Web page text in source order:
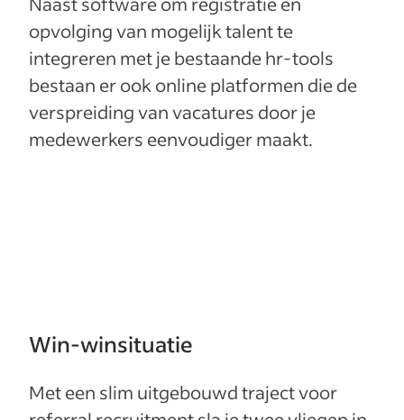
opvolging van mogelijk talent te
integreren met je bestaande hr-tools
bestaan er ook online platformen die de
verspreiding van vacatures door je
medewerkers eenvoudiger maakt.
Win-winsituatie
Met een slim uitgebouwd traject voor